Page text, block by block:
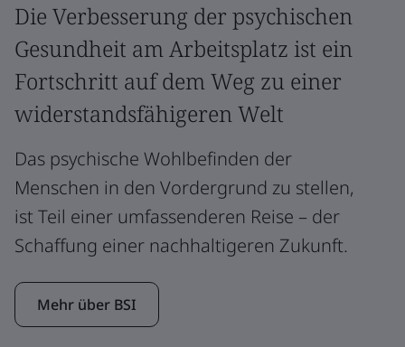
Die Verbesserung der psychischen
Gesundheit am Arbeitsplatz ist ein
Fortschritt auf dem Weg zu einer
widerstandsfähigeren Welt
Das psychische Wohlbefinden der
Menschen in den Vordergrund zu stellen,
ist Teil einer umfassenderen Reise – der
Schaffung einer nachhaltigeren Zukunft.
Mehr über BSI